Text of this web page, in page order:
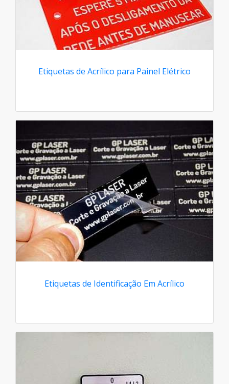
Etiquetas de Acrílico para Painel Elétrico
Etiquetas de Identificação Em Acrílico